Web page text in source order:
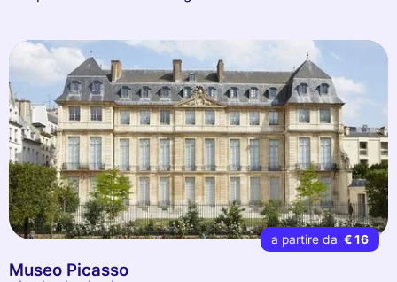
a partire da € 16
Museo Picasso